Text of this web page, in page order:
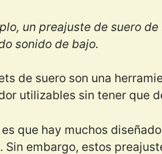
un preajuste de suero
sonido de bajo.
de suero son una
utilizables sin tener que
que hay muchos
Sin embargo, estos